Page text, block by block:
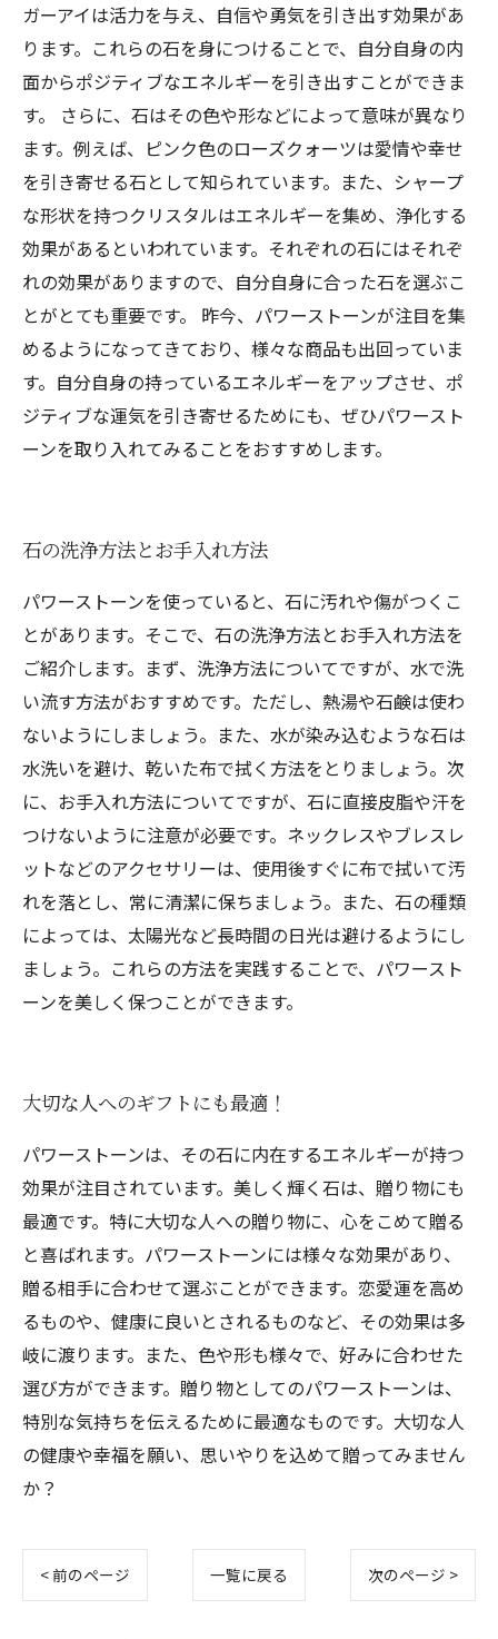
ガーアイは活力を与え、自信や勇気を引き出す効果があ
ります。これらの石を身につけることで、自分自身の内
面からポジティブなエネルギーを引き出すことができま
す。 さらに、石はその色や形などによって意味が異なり
ます。例えば、ピンク色のローズクォーツは愛情や幸せ
を引き寄せる石として知られています。また、シャープ
な形状を持つクリスタルはエネルギーを集め、浄化する
効果があるといわれています。それぞれの石にはそれぞ
れの効果がありますので、自分自身に合った石を選ぶこ
とがとても重要です。 昨今、パワーストーンが注目を集
めるようになってきており、様々な商品も出回っていま
す。自分自身の持っているエネルギーをアップさせ、ポ
ジティブな運気を引き寄せるためにも、ぜひパワースト
ーンを取り入れてみることをおすすめします。
石の洗浄方法とお手入れ方法
パワーストーンを使っていると、石に汚れや傷がつくこ
とがあります。そこで、石の洗浄方法とお手入れ方法を
ご紹介します。まず、洗浄方法についてですが、水で洗
い流す方法がおすすめです。ただし、熱湯や石鹸は使わ
ないようにしましょう。また、水が染み込むような石は
水洗いを避け、乾いた布で拭く方法をとりましょう。次
に、お手入れ方法についてですが、石に直接皮脂や汗を
つけないように注意が必要です。ネックレスやブレスレ
ットなどのアクセサリーは、使用後すぐに布で拭いて汚
れを落とし、常に清潔に保ちましょう。また、石の種類
によっては、太陽光など長時間の日光は避けるようにし
ましょう。これらの方法を実践することで、パワースト
ーンを美しく保つことができます。
大切な人へのギフトにも最適！
パワーストーンは、その石に内在するエネルギーが持つ
効果が注目されています。美しく輝く石は、贈り物にも
最適です。特に大切な人への贈り物に、心をこめて贈る
と喜ばれます。パワーストーンには様々な効果があり、
贈る相手に合わせて選ぶことができます。恋愛運を高め
るものや、健康に良いとされるものなど、その効果は多
岐に渡ります。また、色や形も様々で、好みに合わせた
選び方ができます。贈り物としてのパワーストーンは、
特別な気持ちを伝えるために最適なものです。大切な人
の健康や幸福を願い、思いやりを込めて贈ってみません
か？
< 前のページ 一覧に戻る 次のページ >